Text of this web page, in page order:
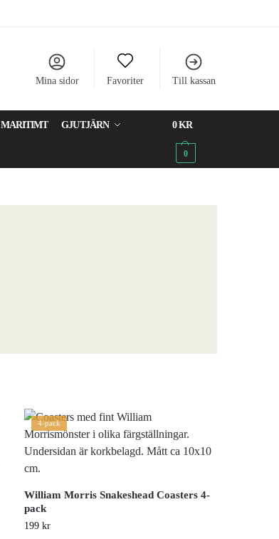
Mina sidor Favoriter Till kassan
MARITIMT GJUTJÄRN 0KR
0
4-pack
William Morris Snakeshead Coasters 4-
pack
199 kr